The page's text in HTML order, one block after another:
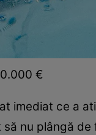
€
imediat ce a
nu plângă de